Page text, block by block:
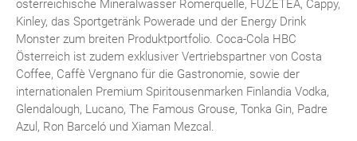
österreichische Mineralwasser Römerquelle, FUZETEA, Cappy,
Kinley, das Sportgetränk Powerade und der Energy Drink
Monster zum breiten Produktportfolio. Coca-Cola HBC
Österreich ist zudem exklusiver Vertriebspartner von Costa
Coffee, Caffè Vergnano für die Gastronomie, sowie der
internationalen Premium Spiritousenmarken Finlandia Vodka,
Glendalough, Lucano, The Famous Grouse, Tonka Gin, Padre
Azul, Ron Barceló und Xiaman Mezcal.